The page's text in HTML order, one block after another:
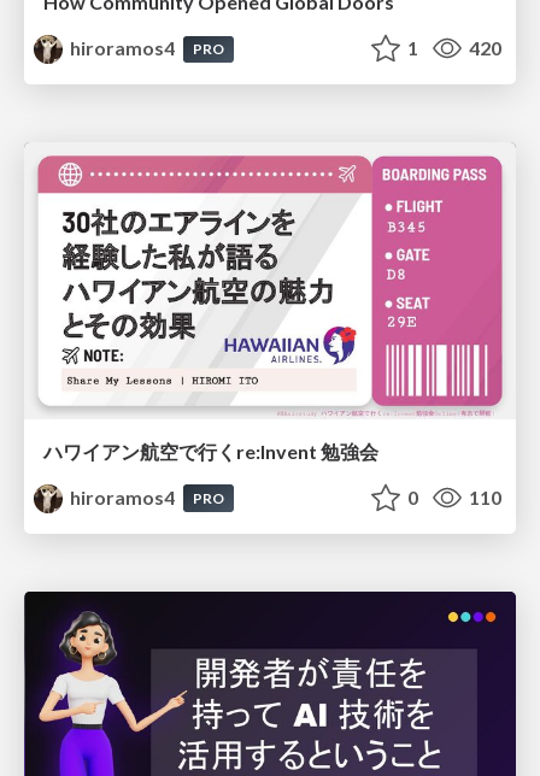
hiroramos4
PRO 1 420
ハワイアン航空で行くre:Invent 勉強会
hiroramos4
PRO 0 110